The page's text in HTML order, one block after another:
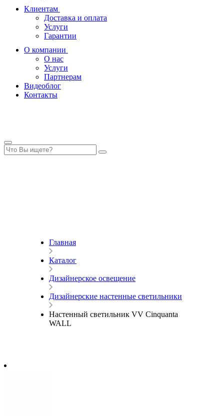
Клиентам
Доставка и оплата
Услуги
Гарантии
О компании
О нас
Услуги
Партнерам
Видеоблог
Контакты
Главная
Каталог
Дизайнерское освещение
Дизайнерские настенные светильники
Настенный светильник VV Cinquanta
WALL